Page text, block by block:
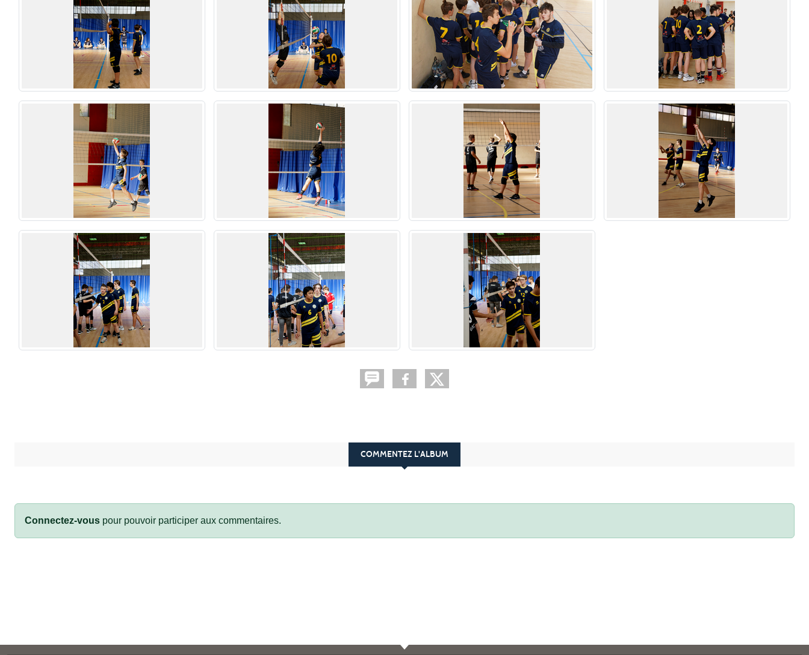
COMMENTEZ L'ALBUM
Connectez-vous pour pouvoir participer aux commentaires.